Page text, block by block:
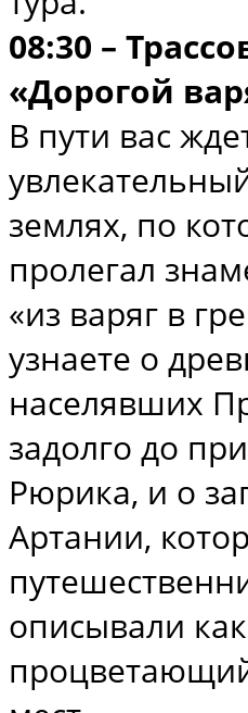
08:30 –
«Дорогой
В пути вас
землях, по
пролегал
«из варяг в
узнаете о
населявших
задолго до
Рюрика, и о
Артании,
описывали как